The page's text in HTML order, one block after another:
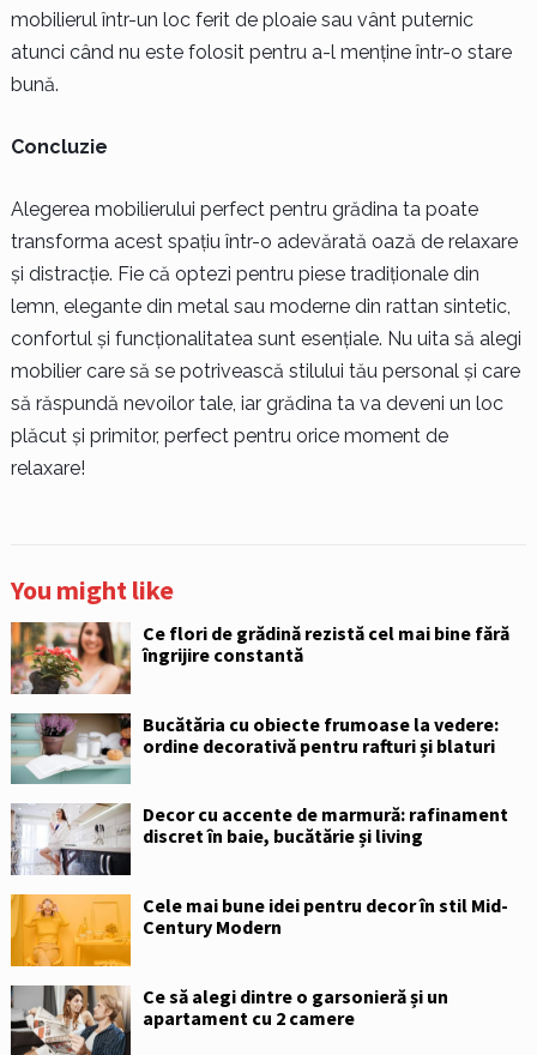
mobilierul într-un loc ferit de ploaie sau vânt puternic
atunci când nu este folosit pentru a-l menține într-o stare
bună.
Concluzie
Alegerea mobilierului perfect pentru grădina ta poate
transforma acest spațiu într-o adevărată oază de relaxare
și distracție. Fie că optezi pentru piese tradiționale din
lemn, elegante din metal sau moderne din rattan sintetic,
confortul și funcționalitatea sunt esențiale. Nu uita să alegi
mobilier care să se potrivească stilului tău personal și care
să răspundă nevoilor tale, iar grădina ta va deveni un loc
plăcut și primitor, perfect pentru orice moment de
relaxare!
You might like
Ce flori de grădină rezistă cel mai bine fără
îngrijire constantă
Bucătăria cu obiecte frumoase la vedere:
ordine decorativă pentru rafturi și blaturi
Decor cu accente de marmură: rafinament
discret în baie, bucătărie și living
Cele mai bune idei pentru decor în stil Mid-
Century Modern
Ce să alegi dintre o garsonieră și un
apartament cu 2 camere